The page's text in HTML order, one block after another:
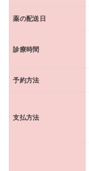
薬の配送日
診療時間
予約方法
支払方法